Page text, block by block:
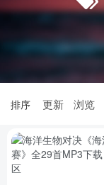
四年级
六年级
排序 更新 浏览